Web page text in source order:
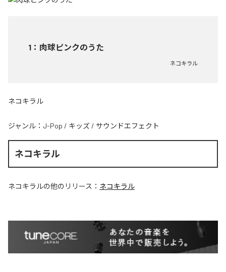
1 ： 肉球ピンクのうた
ネコキラル
ネコキラル
ジャンル： J-Pop / キッズ / サウンドエフェクト
ネコキラル
ネコキラルの他のリリース： ネコキラル